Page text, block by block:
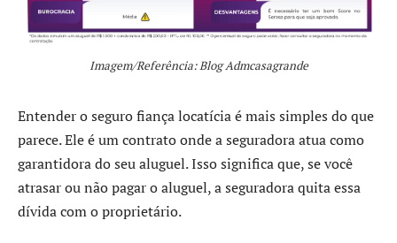
Imagem/Referência: Blog Admcasagrande
Entender o seguro fiança locatícia é mais simples do que
parece. Ele é um contrato onde a seguradora atua como
garantidora do seu aluguel. Isso significa que, se você
atrasar ou não pagar o aluguel, a seguradora quita essa
dívida com o proprietário.